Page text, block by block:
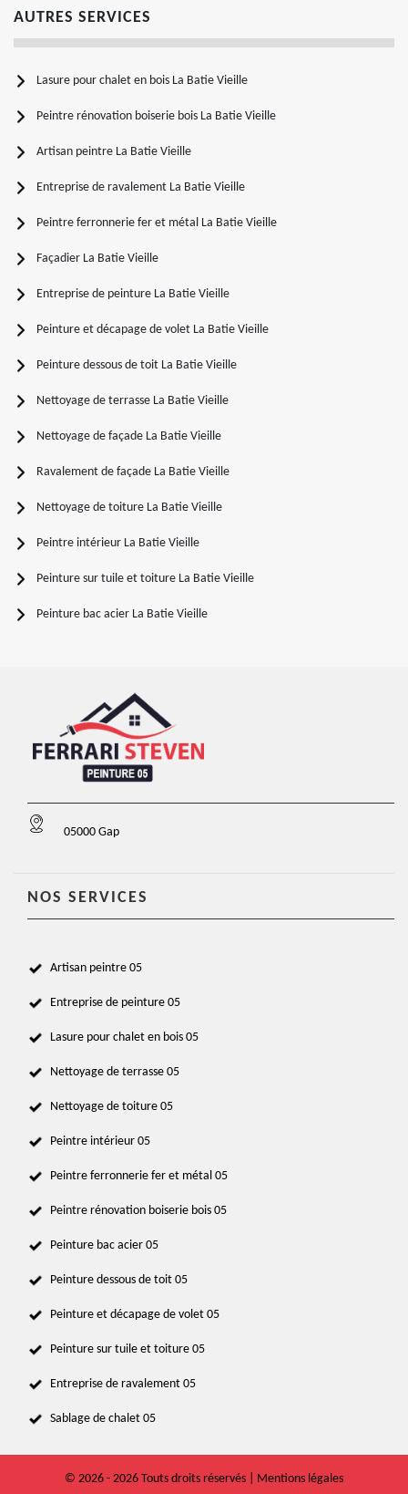
AUTRES SERVICES
Lasure pour chalet en bois La Batie Vieille
Peintre rénovation boiserie bois La Batie Vieille
Artisan peintre La Batie Vieille
Entreprise de ravalement La Batie Vieille
Peintre ferronnerie fer et métal La Batie Vieille
Façadier La Batie Vieille
Entreprise de peinture La Batie Vieille
Peinture et décapage de volet La Batie Vieille
Peinture dessous de toit La Batie Vieille
Nettoyage de terrasse La Batie Vieille
Nettoyage de façade La Batie Vieille
Ravalement de façade La Batie Vieille
Nettoyage de toiture La Batie Vieille
Peintre intérieur La Batie Vieille
Peinture sur tuile et toiture La Batie Vieille
Peinture bac acier La Batie Vieille
05000 Gap
NOS SERVICES
Artisan peintre 05
Entreprise de peinture 05
Lasure pour chalet en bois 05
Nettoyage de terrasse 05
Nettoyage de toiture 05
Peintre intérieur 05
Peintre ferronnerie fer et métal 05
Peintre rénovation boiserie bois 05
Peinture bac acier 05
Peinture dessous de toit 05
Peinture et décapage de volet 05
Peinture sur tuile et toiture 05
Entreprise de ravalement 05
Sablage de chalet 05
© 2026 - 2026 Touts droits réservés | Mentions légales